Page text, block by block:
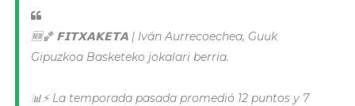
🆕🏀 𝗙𝗜𝗧𝗫𝗔𝗞𝗘𝗧𝗔 | Iván Aurrecoechea, Guuk
Gipuzkoa Basketeko jokalari berria.
📊⚡️ La temporada pasada promedió 12 puntos y 7